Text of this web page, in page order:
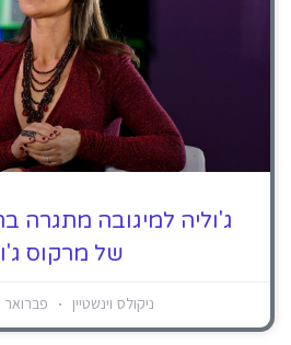
ג'וליה למיגובה מתגרה
של מרקוס
ניקולס וינשטיין פברואר 16, 2024